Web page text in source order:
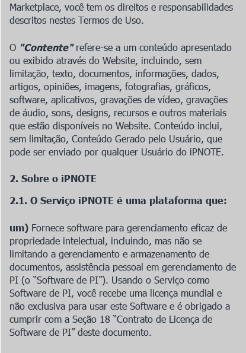
Marketplace, você tem os direitos e responsabilidades
descritos nestes Termos de Uso.
O "Contente"refere-se a um conteúdo apresentado
ou exibido através do Website, incluindo, sem
limitação, texto, documentos, informações, dados,
artigos, opiniões, imagens, fotografias, gráficos,
software, aplicativos, gravações de vídeo, gravações
de áudio, sons, designs, recursos e outros materiais
que estão disponíveis no Website. Conteúdo inclui,
sem limitação, Conteúdo Gerado pelo Usuário, que
pode ser enviado por qualquer Usuário do iPNOTE.
2. Sobre o iPNOTE
2.1. O Serviço iPNOTE é uma plataforma que:
um) Fornece software para gerenciamento eficaz de
propriedade intelectual, incluindo, mas não se
limitando a gerenciamento e armazenamento de
documentos, assistência pessoal em gerenciamento de
PI (o “Software de PI”). Usando o Serviço como
Software de PI, você recebe uma licença mundial e
não exclusiva para usar este Software e é obrigado a
cumprir com a Seção 18 “Contrato de Licença de
Software de PI” deste documento.